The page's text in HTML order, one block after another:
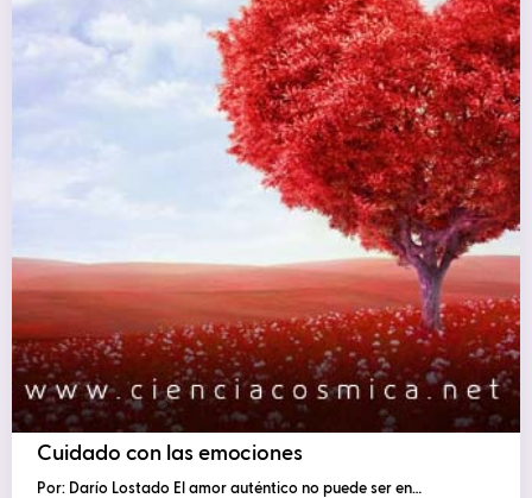
Cuidado con las emociones
Por: Darío Lostado El amor auténtico no puede ser en…